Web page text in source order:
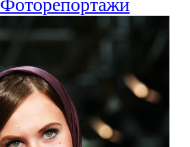
Фоторепортажи